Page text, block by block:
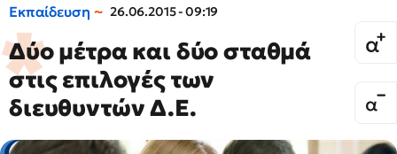
Εκπαίδευση 26.06.2015 - 09:19
Δύο μέτρα και δύο σταθμά
στις επιλογές των
διευθυντών Δ.Ε.